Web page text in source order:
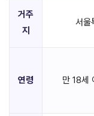
거주
지
서울
연령 만 18세